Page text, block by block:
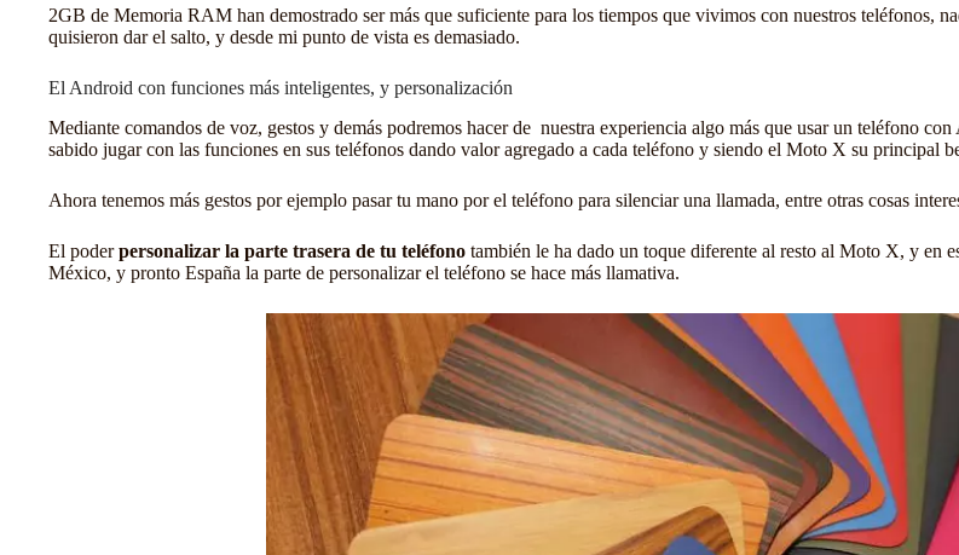
2GB de Memoria RAM han demostrado ser más que suficiente para los tiempos que vivimos con nuestros teléfonos,
quisieron dar el salto, y desde mi punto de vista es demasiado.
El Android con funciones más inteligentes, y personalización
Mediante comandos de voz, gestos y demás podremos hacer de nuestra experiencia algo más que usar un teléfono
sabido jugar con las funciones en sus teléfonos dando valor agregado a cada teléfono y siendo el Moto X su principal
Ahora tenemos más gestos por ejemplo pasar tu mano por el teléfono para silenciar una llamada, entre otras cosas
El poderpersonalizar la parte trasera de tu teléfono también le ha dado un toque diferente al resto al Moto X, y en
México, y pronto España la parte de personalizar el teléfono se hace más llamativa.